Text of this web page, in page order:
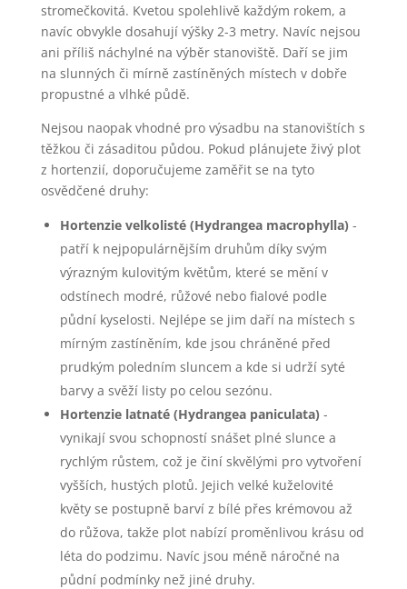
stromečkovitá. Kvetou spolehlivě každým rokem, a
navíc obvykle dosahují výšky 2-3 metry. Navíc nejsou
ani příliš náchylné na výběr stanoviště. Daří se jim
na slunných či mírně zastíněných místech v dobře
propustné a vlhké půdě.
Nejsou naopak vhodné pro výsadbu na stanovištích s
těžkou či zásaditou půdou. Pokud plánujete živý plot
z hortenzií, doporučujeme zaměřit se na tyto
osvědčené druhy:
Hortenzie velkolisté (Hydrangea macrophylla) -
patří k nejpopulárnějším druhům díky svým
výrazným kulovitým květům, které se mění v
odstínech modré, růžové nebo fialové podle
půdní kyselosti. Nejlépe se jim daří na místech s
mírným zastíněním, kde jsou chráněné před
prudkým poledním sluncem a kde si udrží syté
barvy a svěží listy po celou sezónu.
Hortenzie latnaté (Hydrangea paniculata) -
vynikají svou schopností snášet plné slunce a
rychlým růstem, což je činí skvělými pro vytvoření
vyšších, hustých plotů. Jejich velké kuželovité
květy se postupně barví z bílé přes krémovou až
do růžova, takže plot nabízí proměnlivou krásu od
léta do podzimu. Navíc jsou méně náročné na
půdní podmínky než jiné druhy.